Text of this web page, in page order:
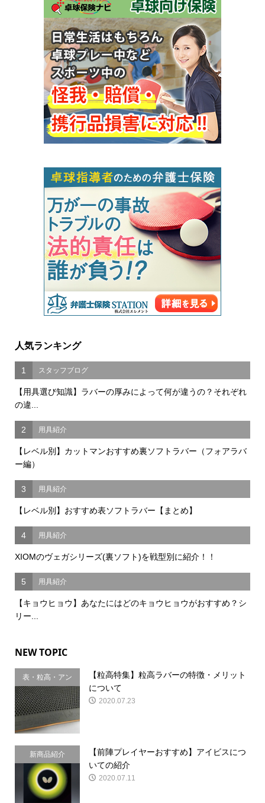
人気ランキング
1 スタッフブログ
【用具選び知識】ラバーの厚みによって何が違うの？それぞれ
の違...
2 用具紹介
【レベル別】カットマンおすすめ裏ソフトラバー（フォアラバ
ー編）
3 用具紹介
【レベル別】おすすめ表ソフトラバー【まとめ】
4 用具紹介
XIOMのヴェガシリーズ(裏ソフト)を戦型別に紹介！！
5 用具紹介
【キョウヒョウ】あなたにはどのキョウヒョウがおすすめ？シ
リー...
NEW TOPIC
表・粒高・アン
チ
【粒高特集】粒高ラバーの特徴・メリット
について
2020.07.23
新商品紹介
【前陣プレイヤーおすすめ】アイビスにつ
いての紹介
2020.07.11